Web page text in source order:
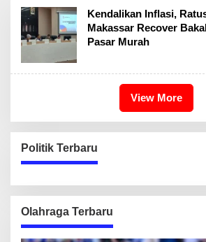
Kendalikan Inflasi,
Makassar Recover
Pasar Murah
View More
Politik Terbaru
Olahraga Terbaru